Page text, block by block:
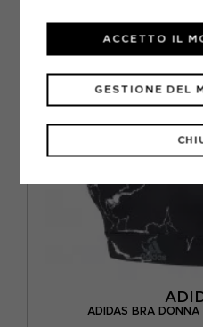
ADIDAS BRA
GESTIONE DEL
ACCETTO IL